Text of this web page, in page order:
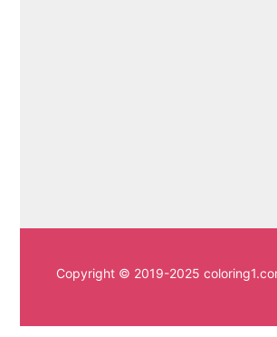
Copyright © 2019-2025